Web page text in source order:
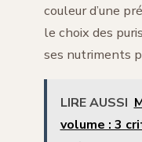
couleur d’une
le choix des
ses nutriments
LIRE AUSSI
volume : 3